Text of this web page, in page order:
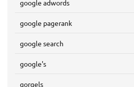
google adwords
google pagerank
google search
google's
gorgels